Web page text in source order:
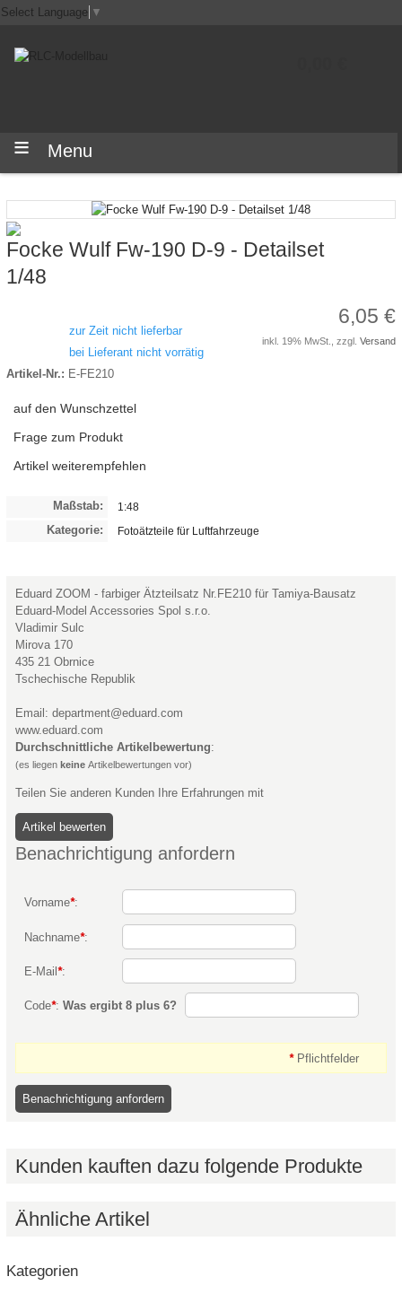
Select Language ▼
Menu
Focke Wulf Fw-190 D-9 - Detailset
1/48
zur Zeit nicht lieferbar
bei Lieferant nicht vorrätig
Artikel-Nr.: E-FE210
auf den Wunschzettel
Frage zum Produkt
Artikel weiterempfehlen
6,05 €
inkl. 19% MwSt., zzgl.Versand
Maßstab: 1:48
Kategorie: Fotoätzteile für Luftfahrzeuge
Eduard ZOOM - farbiger Ätzteilsatz Nr.FE210 für Tamiya-Bausatz
Eduard-Model Accessories Spol s.r.o.
Vladimir Sulc
Mirova 170
435 21 Obrnice
Tschechische Republik
Email: department@eduard.com
www.eduard.com
Durchschnittliche Artikelbewertung:
(es liegen keine Artikelbewertungen vor)
Teilen Sie anderen Kunden Ihre Erfahrungen mit
Benachrichtigung anfordern
Vorname*:
Nachname*:
E-Mail *:
Code*: Was ergibt 8 plus 6?
*Pflichtfelder
Kunden kauften dazu folgende Produkte
Ähnliche Artikel
Kategorien